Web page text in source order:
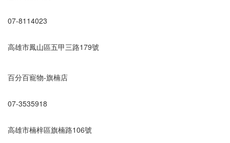
07-8114023
高雄市鳳山區五甲三路179號
百分百寵物-旗楠店
07-3535918
高雄市楠梓區旗楠路106號